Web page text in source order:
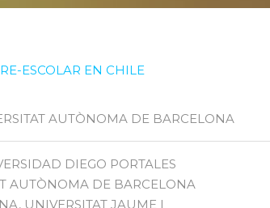
ESCOLAR EN CHILE
AUTÒNOMA DE BARCELONA
DIEGO PORTALES
AUTÒNOMA DE BARCELONA
UNIVERSITAT JAUME I